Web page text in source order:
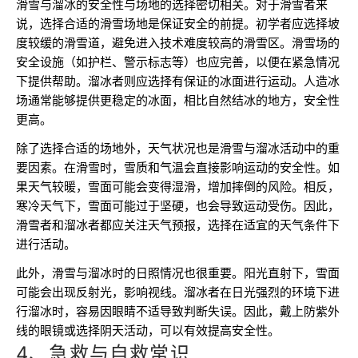
滑雪与溜冰的安全性与场地的选择密切相关。对于滑雪者来
说，选择合适的滑雪场地是保证安全的前提。初学者应选择坡
度较缓的滑雪道，避免进入技术难度较高的滑雪区。滑雪场的
安全设施（如护栏、警示标志等）也应完善，以便在紧急情况
下提供帮助。溜冰者则应选择有保证的冰面进行运动。人造冰
场通常能够提供更稳定的冰面，相比自然结冰的地方，安全性
更高。
除了选择合适的场地外，天气状况也是滑雪与溜冰活动中的重
要因素。在滑雪时，雪质和气温会直接影响运动的安全性。如
果天气较暖，雪面可能会变得湿滑，增加摔倒的风险。相反，
寒冷天气下，雪面可能过于坚硬，也会导致运动受伤。因此，
滑雪者和溜冰者都应关注天气预报，选择在适宜的天气条件下
进行活动。
此外，滑雪与溜冰时的日照情况也很重要。阳光直射下，雪面
可能会出现反射光，影响视线。溜冰者在日光强烈的环境下进
行溜冰时，容易因眼睛不适导致判断失误。因此，戴上防紫外
线的眼镜或选择阴天活动，可以有效提高安全性。